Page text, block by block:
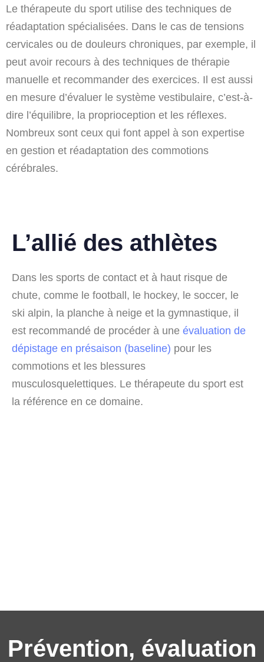
Le thérapeute du sport utilise des techniques de
réadaptation spécialisées. Dans le cas de tensions
cervicales ou de douleurs chroniques, par exemple, il
peut avoir recours à des techniques de thérapie
manuelle et recommander des exercices. Il est aussi
en mesure d’évaluer le système vestibulaire, c’est-à-
dire l’équilibre, la proprioception et les réflexes.
Nombreux sont ceux qui font appel à son expertise
en gestion et réadaptation des commotions
cérébrales.
L’allié des athlètes
Dans les sports de contact et à haut risque de
chute, comme le football, le hockey, le soccer, le
ski alpin, la planche à neige et la gymnastique, il
est recommandé de procéder à une évaluation de
dépistage en présaison (baseline) pour les
commotions et les blessures
musculosquelettiques. Le thérapeute du sport est
la référence en ce domaine.
Prévention, évaluation